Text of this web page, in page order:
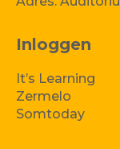
Inloggen
It’s Learning
Zermelo
Somtoday